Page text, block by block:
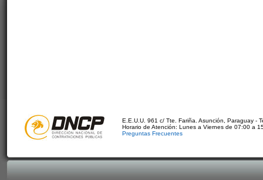
E.E.U.U. 961 c/ Tte. Fariña. Asunción, Paraguay -
Horario de Atención: Lunes a Viernes de 07:00 a
Preguntas Frecuentes